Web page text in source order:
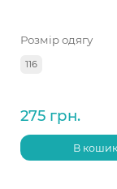
Розмір одягу
116
275 грн.
В кошик